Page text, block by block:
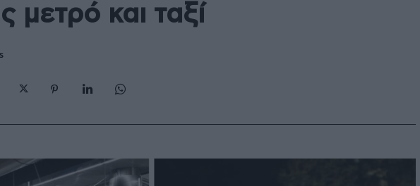
μετρό και ταξί